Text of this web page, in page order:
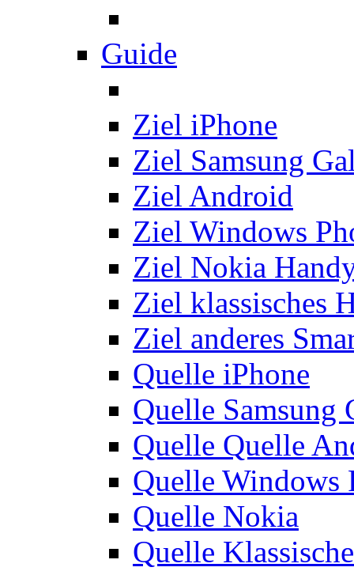
Guide
Ziel iPhone
Ziel Samsung
Ziel Android
Ziel Windows
Ziel Nokia
Ziel klassisches
Ziel anderes
Quelle iPhone
Quelle Samsung
Quelle Quelle
Quelle Windows
Quelle Nokia
Quelle